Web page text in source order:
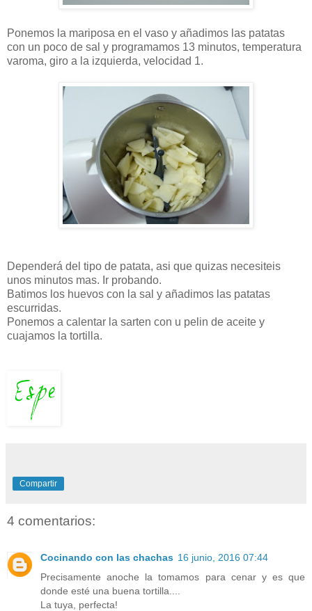
Ponemos la mariposa en el vaso y añadimos las patatas
con un poco de sal y programamos 13 minutos, temperatura
varoma, giro a la izquierda, velocidad 1.
Dependerá del tipo de patata, asi que quizas necesiteis
unos minutos mas. Ir probando.
Batimos los huevos con la sal y añadimos las patatas
escurridas.
Ponemos a calentar la sarten con u pelin de aceite y
cuajamos la tortilla.
Compartir
4 comentarios:
Cocinando con las chachas 16 junio, 2016 07:44
Precisamente anoche la tomamos para cenar y es que
donde esté una buena tortilla....
La tuya, perfecta!